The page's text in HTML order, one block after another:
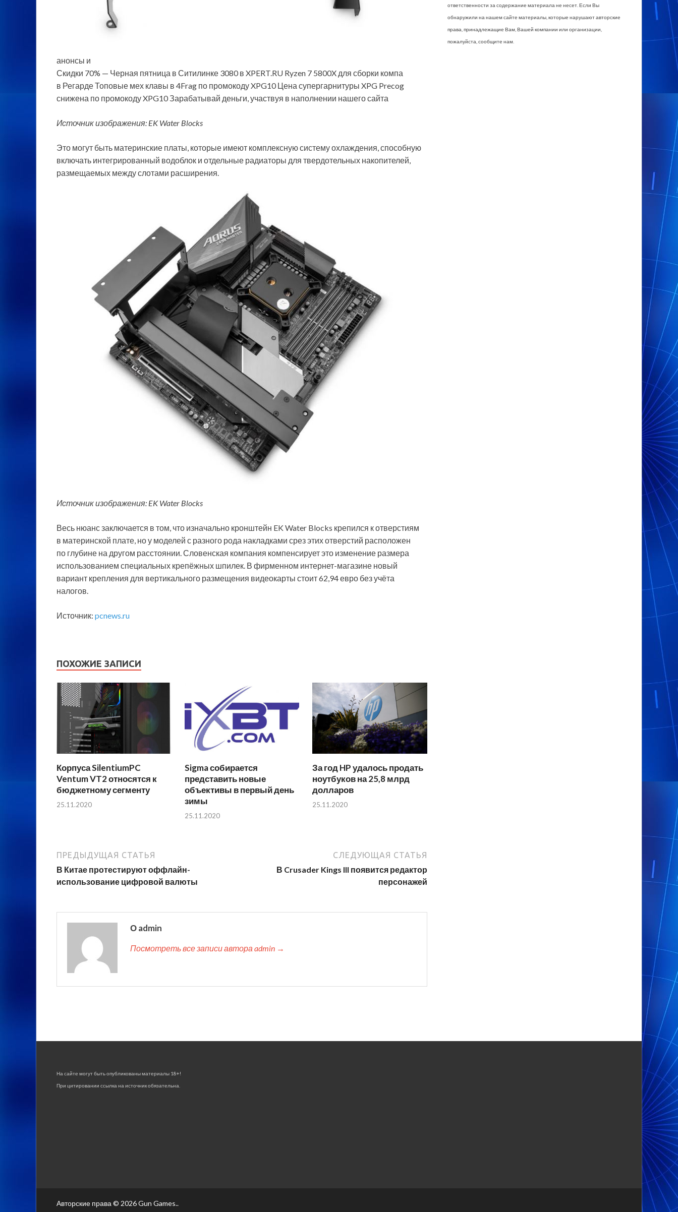
анонсы и
Скидки 70% — Черная пятница в Ситилинке 3080 в XPERT.RU Ryzen 7 5800X для сборки компа
в Регарде Топовые мех клавы в 4Frag по промокоду XPG10 Цена супергарнитуры XPG Precog
снижена по промокоду XPG10 Зарабатывай деньги, участвуя в наполнении нашего сайта
Источник изображения: EK Water Blocks
Это могут быть материнские платы, которые имеют комплексную систему охлаждения, способную
включать интегрированный водоблок и отдельные радиаторы для твердотельных накопителей,
размещаемых между слотами расширения.
Источник изображения: EK Water Blocks
Весь нюанс заключается в том, что изначально кронштейн EK Water Blocks крепился к отверстиям
в материнской плате, но у моделей с разного рода накладками срез этих отверстий расположен
по глубине на другом расстоянии. Словенская компания компенсирует это изменение размера
использованием специальных крепёжных шпилек. В фирменном интернет-магазине новый
вариант крепления для вертикального размещения видеокарты стоит 62,94 евро без учёта
налогов.
Источник: pcnews.ru
ПОХОЖИЕ ЗАПИСИ
Корпуса SilentiumPC
Ventum VT2 относятся к
бюджетному сегменту
25.11.2020
Sigma собирается
представить новые
объективы в первый день
зимы
25.11.2020
За год HP удалось продать
ноутбуков на 25,8 млрд
долларов
25.11.2020
ПРЕДЫДУЩАЯ СТАТЬЯ
В Китае протестируют оффлайн-
использование цифровой валюты
СЛЕДУЮЩАЯ СТАТЬЯ
В Crusader Kings III появится редактор
персонажей
О admin
Посмотреть все записи автора admin →
ответственности за содержание материала не несет. Если Вы
обнаружили на нашем сайте материалы, которые нарушают авторские
права, принадлежащие Вам, Вашей компании или организации,
пожалуйста, сообщите нам.
На сайте могут быть опубликованы материалы 18+!
При цитировании ссылка на источник обязательна.
Авторские права © 2026Gun Games..